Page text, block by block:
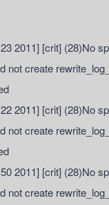
2011] [crit] (28)No
not create
2011] [crit] (28)No
not create
2011] [crit] (28)No
not create